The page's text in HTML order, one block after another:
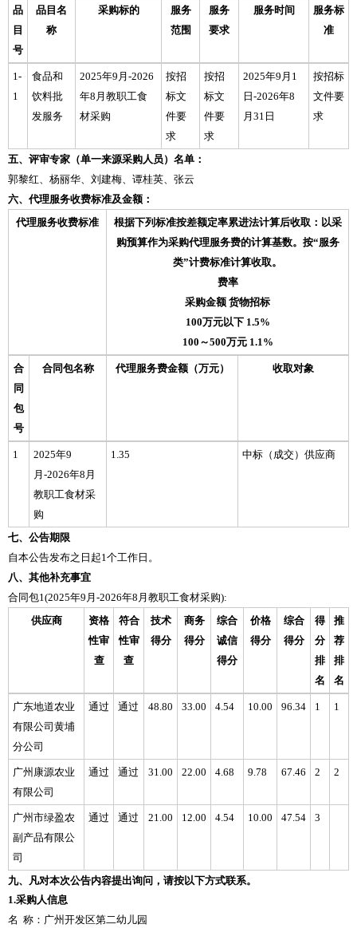
品
目
号
品目名
称
采购标的
服务
范围
服务
要求
服务时间
服务标
准
1-
1
食品和
饮料批
发服务
2025年9月-2026
年8月教职工食
材采购
按招
标文
件要
求
按招
标文
件要
求
2025年9月1
日-2026年8
月31日
按招标
文件要
求
五、评审专家（单一来源采购人员）名单：
郭黎红、杨丽华、刘建梅、谭桂英、张云
六、代理服务收费标准及金额：
代理服务收费标准
根据下列标准按差额定率累进法计算后收取：以采
购预算作为采购代理服务费的计算基数。按“服务
类”计费标准计算收取。
费率
采购金额 货物招标
100万元以下 1.5%
100～500万元 1.1%
合
同
包
号
合同包名称 代理服务费金额（万元） 收取对象
1
2025年9
月-2026年8月
教职工食材采
购
1.35 中标（成交）供应商
七、公告期限
自本公告发布之日起1个工作日。
八、其他补充事宜
合同包1(2025年9月-2026年8月教职工食材采购):
供应商
资格
性审
查
符合
性审
查
技术
得分
商务
得分
综合
诚信
得分
价格
得分
综合
得分
得
分
排
名
推
荐
排
名
广东地道农业
有限公司黄埔
分公司
通过 通过 48.80 33.00 4.54 10.00 96.34 1 1
广州康源农业
有限公司
通过 通过 31.00 22.00 4.68 9.78 67.46 2 2
广州市绿盈农
副产品有限公
司
通过 通过 21.00 12.00 4.54 10.00 47.54 3
九、凡对本次公告内容提出询问，请按以下方式联系。
1.采购人信息
名 称：广州开发区第二幼儿园